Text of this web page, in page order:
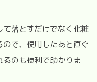
落とすだけでなく化粧
で、使用したあと直ぐ
のも便利で助かりま